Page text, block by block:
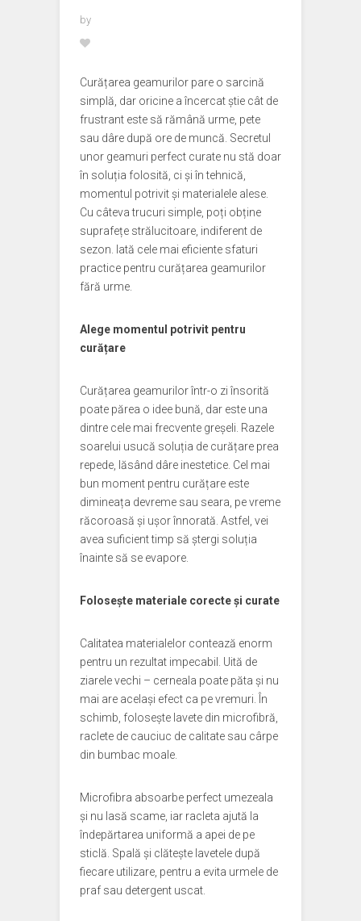
by
Curățarea geamurilor pare o sarcină
simplă, dar oricine a încercat știe cât de
frustrant este să rămână urme, pete
sau dâre după ore de muncă. Secretul
unor geamuri perfect curate nu stă doar
în soluția folosită, ci și în tehnică,
momentul potrivit și materialele alese.
Cu câteva trucuri simple, poți obține
suprafețe strălucitoare, indiferent de
sezon. Iată cele mai eficiente sfaturi
practice pentru curățarea geamurilor
fără urme.
Alege momentul potrivit pentru
curățare
Curățarea geamurilor într-o zi însorită
poate părea o idee bună, dar este una
dintre cele mai frecvente greșeli. Razele
soarelui usucă soluția de curățare prea
repede, lăsând dâre inestetice. Cel mai
bun moment pentru curățare este
dimineața devreme sau seara, pe vreme
răcoroasă și ușor înnorată. Astfel, vei
avea suficient timp să ștergi soluția
înainte să se evapore.
Folosește materiale corecte și curate
Calitatea materialelor contează enorm
pentru un rezultat impecabil. Uită de
ziarele vechi – cerneala poate păta și nu
mai are același efect ca pe vremuri. În
schimb, folosește lavete din microfibră,
raclete de cauciuc de calitate sau cârpe
din bumbac moale.
Microfibra absoarbe perfect umezeala
și nu lasă scame, iar racleta ajută la
îndepărtarea uniformă a apei de pe
sticlă. Spală și clătește lavetele după
fiecare utilizare, pentru a evita urmele de
praf sau detergent uscat.